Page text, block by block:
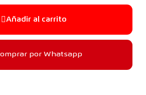
Añadir al carrito
por Whatsapp